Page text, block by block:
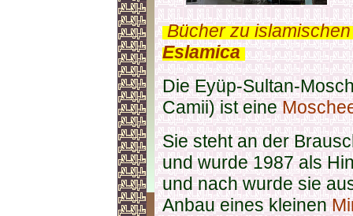
.Bücher zu
Eslamica.
Die Eyüp-Sultan-
Camii) ist eine
Sie steht an der
und wurde 1987 als
und nach wurde sie
Anbau eines kleinen